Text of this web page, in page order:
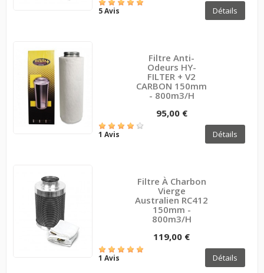
5 Avis Détails
Filtre Anti-
Odeurs HY-
FILTER + V2
CARBON 150mm
- 800m3/h
95,00 €
1 Avis Détails
Filtre À Charbon
Vierge
Australien RC412
150mm -
800m3/h
119,00 €
1 Avis Détails